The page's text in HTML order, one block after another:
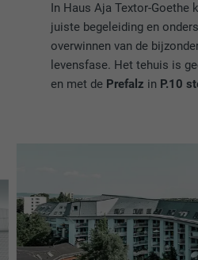
In Haus Aja Textor-Goethe
juiste begeleiding en
overwinnen van de
levensfase. Het tehuis is
en met de Prefalz in P.10